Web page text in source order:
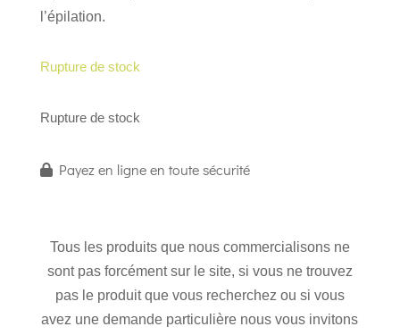
l’épilation.
Rupture de stock
Rupture de stock
Payez en ligne en toute sécurité
Tous les produits que nous commercialisons ne
sont pas forcément sur le site, si vous ne trouvez
pas le produit que vous recherchez ou si vous
avez une demande particulière nous vous invitons